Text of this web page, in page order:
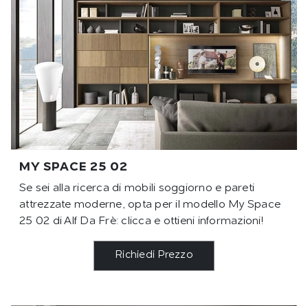
MY SPACE 25 02
Se sei alla ricerca di mobili soggiorno e pareti
attrezzate moderne, opta per il modello My Space
25 02 di Alf Da Frè: clicca e ottieni informazioni!
Richiedi Prezzo